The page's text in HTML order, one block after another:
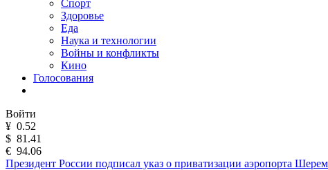
Спорт
Здоровье
Еда
Наука и технологии
Войны и конфликты
Кино
Голосования
Войти
¥ 0.52
$ 81.41
€ 94.06
Президент России подписал указ о приватизации аэропорта